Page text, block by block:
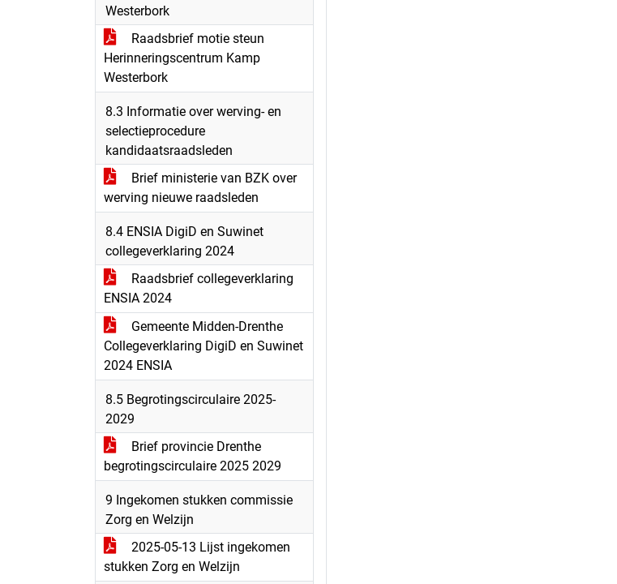
Westerbork
Raadsbrief motie steun
Herinneringscentrum Kamp
Westerbork
8.3 Informatie over werving- en
selectieprocedure
kandidaatsraadsleden
Brief ministerie van BZK over
werving nieuwe raadsleden
8.4 ENSIA DigiD en Suwinet
collegeverklaring 2024
Raadsbrief collegeverklaring
ENSIA 2024
Gemeente Midden-Drenthe
Collegeverklaring DigiD en Suwinet
2024 ENSIA
8.5 Begrotingscirculaire 2025-
2029
Brief provincie Drenthe
begrotingscirculaire 2025 2029
9 Ingekomen stukken commissie
Zorg en Welzijn
2025-05-13 Lijst ingekomen
stukken Zorg en Welzijn